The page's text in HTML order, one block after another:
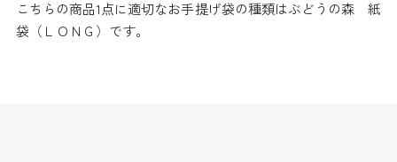
こちらの商品1点に適切なお手提げ袋の種類はぶどうの森 紙
袋（ＬＯＮＧ）です。